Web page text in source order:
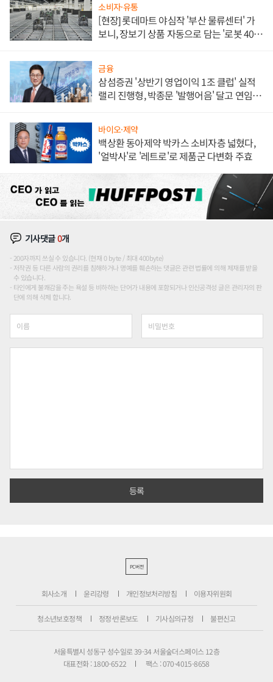
소비자·유통
[현장] 롯데마트 야심작 '부산 물류센터' 가
보니, 장보기 상품 자동으로 담는 '로봇 400
금융
삼섬증권 '상반기 영업이익 1조 클럽' 실적
랠리 진행형, 박종문 '발행어음' 달고 연임 향
바이오·제약
백상환 동아제약 박카스 소비자층 넓혔다,
'얼박사'로 '레트로'로 제품군 다변화 주효
기사댓글0개
200자까지 쓰실 수 있습니다. (현재 0 byte / 최대 400byte)
저작권 등 다른 사람의 권리를 침해하거나 명예를 훼손하는 댓글은 관련 법률에 의해 제재를 받을
수 있습니다.
타인에게 불쾌감을 주는 욕설 등 비하하는 단어가 내용에 포함되거나 인신공격성 글은 관리자의 판
단에 의해 삭제 합니다.
PC버전
회사소개 윤리강령 개인정보처리방침 이용자위원회
청소년보호정책 정정·반론보도 기사심의규정 불편신고
서울특별시 성동구 성수일로 39-34 서울숲더스페이스 12층
대표전화 : 1800-6522
팩스 : 070-4015-8658